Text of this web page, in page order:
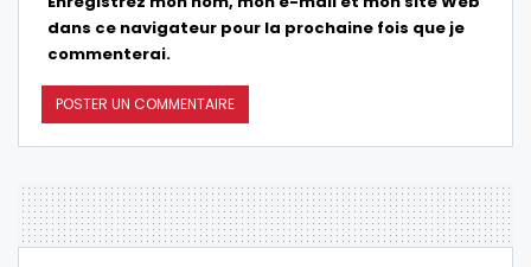
dans ce navigateur pour la prochaine fois que je
commenterai.